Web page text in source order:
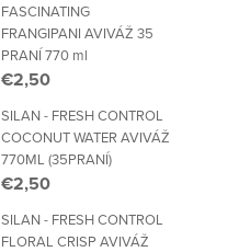
FASCINATING
FRANGIPANI AVIVÁŽ 35
PRANÍ 770 ml
€2,50
SILAN - FRESH CONTROL
COCONUT WATER AVIVÁŽ
770ML (35PRANÍ)
€2,50
SILAN - FRESH CONTROL
FLORAL CRISP AVIVÁŽ